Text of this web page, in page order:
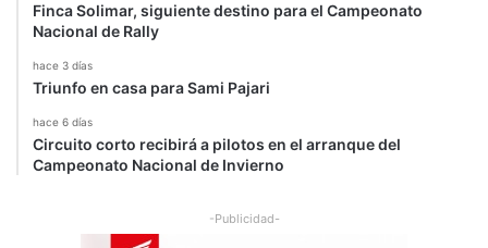
Finca Solimar, siguiente destino para el Campeonato
Nacional de Rally
hace 3 días
Triunfo en casa para Sami Pajari
hace 6 días
Circuito corto recibirá a pilotos en el arranque del
Campeonato Nacional de Invierno
-Publicidad-